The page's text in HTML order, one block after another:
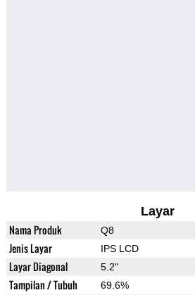
Layar
Nama Produk Q8
Jenis Layar IPS LCD
Layar Diagonal 5.2"
Tampilan / Tubuh 69.6%